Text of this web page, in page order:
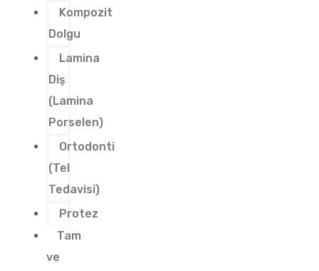
Kompozit
Dolgu
Lamina
Diş
(Lamina
Porselen)
Ortodonti
(Tel
Tedavisi)
Protez
Tam
ve